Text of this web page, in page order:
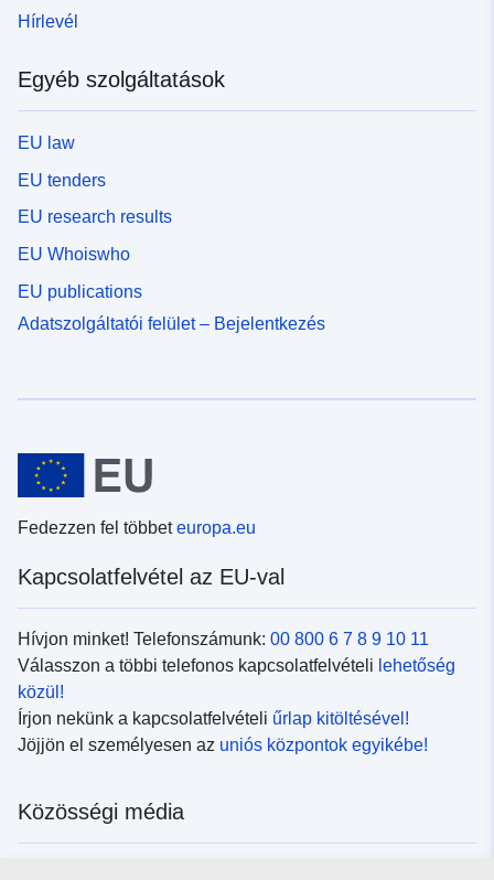
Hírlevél
Egyéb szolgáltatások
EU law
EU tenders
EU research results
EU Whoiswho
EU publications
Adatszolgáltatói felület – Bejelentkezés
Fedezzen fel többeteuropa.eu
Kapcsolatfelvétel az EU-val
Hívjon minket! Telefonszámunk: 00 800 6 7 8 9 10 11
Válasszon a többi telefonos kapcsolatfelvételi lehetőség
közül!
Írjon nekünk a kapcsolatfelvételi űrlap kitöltésével!
Jöjjön el személyesen az uniós központok egyikébe!
Közösségi média